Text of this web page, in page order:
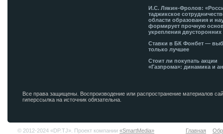
И.С. Лякин-Фролов:
таджикское
области образования и
формирует прочную
укрепления двусторонних
Ставки в БК Фонбет —
только лучшее
Стоит ли покупать акции
«Газпрома»: динамика и
Все права защищены. Воспроизводение или распространение материалов
гиперссылка на источник обязательна.
© 2012-2024 «DP.TJ». Проект компании «SmartMedia» Главная